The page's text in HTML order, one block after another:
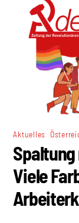
Aktuelles
Viele